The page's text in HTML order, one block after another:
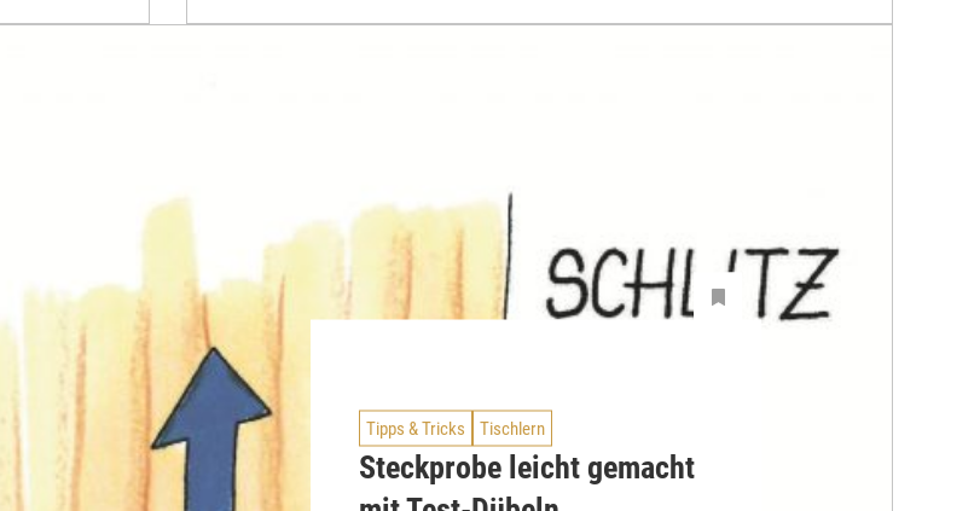
Tipps & Tricks Tischlern
Steckprobe leicht gemacht